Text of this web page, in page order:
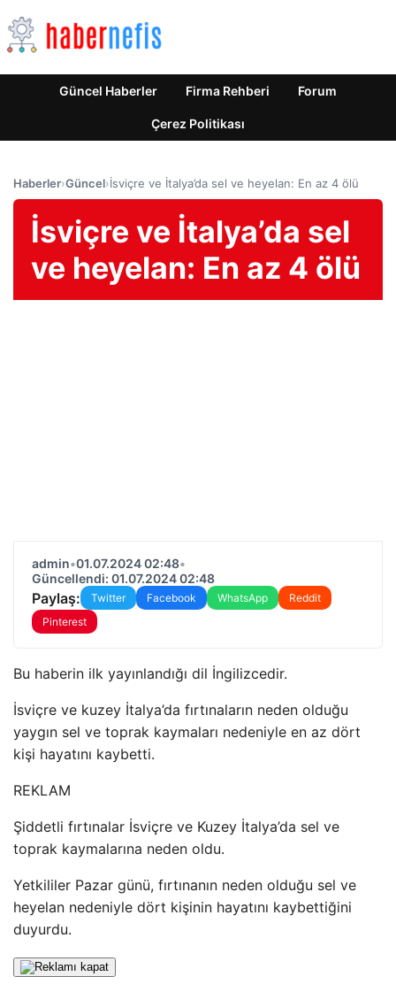
Güncel Haberler Firma Rehberi Forum
Çerez Politikası
Haberler›Güncel›İsviçre ve İtalya’da sel ve heyelan: En az 4 ölü
İsviçre ve İtalya’da sel
ve heyelan: En az 4 ölü
admin•01.07.2024 02:48•
Güncellendi: 01.07.2024 02:48
Paylaş: Twitter Facebook WhatsApp
Reddit
Pinterest
Bu haberin ilk yayınlandığı dil İngilizcedir.
İsviçre ve kuzey İtalya’da fırtınaların neden olduğu
yaygın sel ve toprak kaymaları nedeniyle en az dört
kişi hayatını kaybetti.
REKLAM
Şiddetli fırtınalar İsviçre ve Kuzey İtalya’da sel ve
toprak kaymalarına neden oldu.
Yetkililer Pazar günü, fırtınanın neden olduğu sel ve
heyelan nedeniyle dört kişinin hayatını kaybettiğini
duyurdu.